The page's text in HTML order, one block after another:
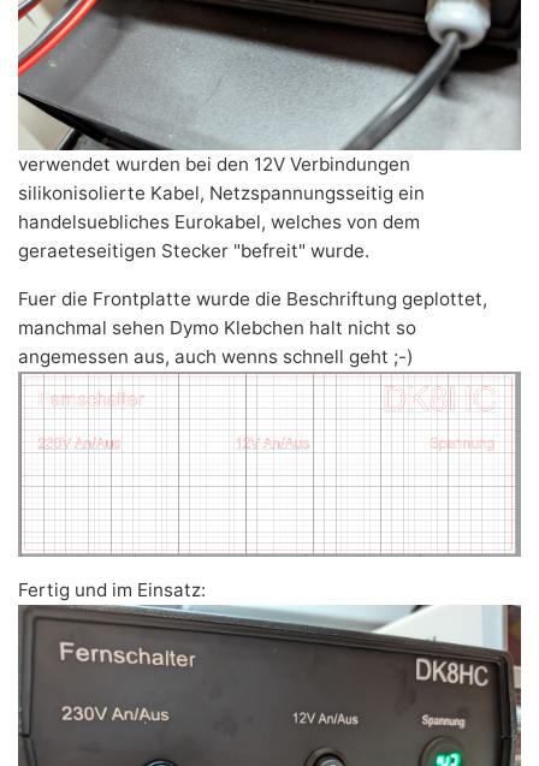
verwendet wurden bei den 12V Verbindungen
silikonisolierte Kabel, Netzspannungsseitig ein
handelsuebliches Eurokabel, welches von dem
geraeteseitigen Stecker "befreit" wurde.
Fuer die Frontplatte wurde die Beschriftung geplottet,
manchmal sehen Dymo Klebchen halt nicht so
angemessen aus, auch wenns schnell geht ;-)
Fertig und im Einsatz: